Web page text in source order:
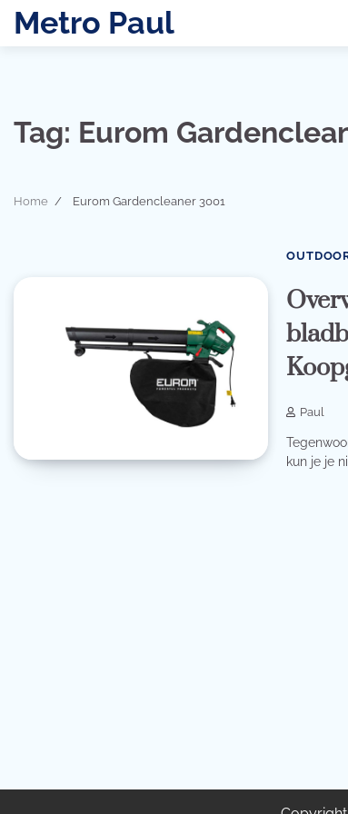
SkipMetro Paul
Tag: Eurom
Home Eurom Gardencleaner 3001
Paul
kun je je